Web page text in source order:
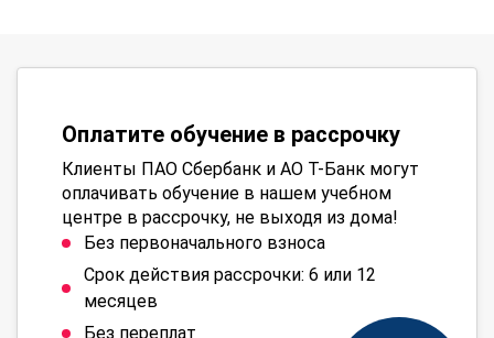
Оплатите обучение в рассрочку
Клиенты ПАО Сбербанк и АО Т-Банк могут
оплачивать обучение в нашем учебном
центре в рассрочку, не выходя из дома!
Без первоначального взноса
Срок действия рассрочки: 6 или 12
месяцев
Без переплат